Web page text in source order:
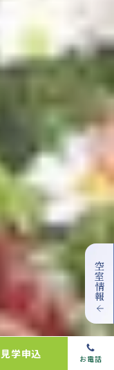
見学申込 お電話
空室情報